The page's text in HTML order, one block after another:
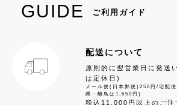
GUIDE ご利用ガイド
配送について
原則的に翌営業日に発送
は定休日)
メール便(日本郵便)250円/宅配
縄・離島は1,650円)
税込11,000円以上のご注